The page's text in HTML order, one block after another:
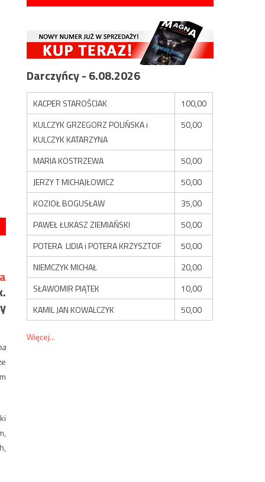
Darczyńcy - 6.08.2026
KACPER STAROŚCIAK
100,00
KULCZYK GRZEGORZ POLIŃSKA i
KULCZYK KATARZYNA
50,00
MARIA KOSTRZEWA
50,00
JERZY T MICHAJŁOWICZ
50,00
KOZIOŁ BOGUSŁAW
35,00
PAWEŁ ŁUKASZ ZIEMIAŃSKI
50,00
POTERA LIDIA i POTERA KRZYSZTOF
50,00
NIEMCZYK MICHAŁ
20,00
SŁAWOMIR PIĄTEK
10,00
KAMIL JAN KOWALCZYK
50,00
Więcej...